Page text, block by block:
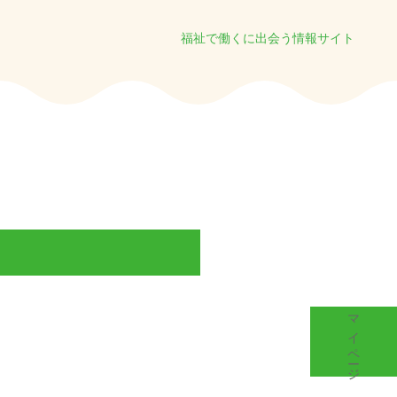
福祉で働くに出会う情報サイト
マイページ